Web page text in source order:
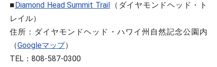
■Diamond Head Summit Trail （ダイヤモンドヘッド・ト
レイル）
住所：ダイヤモンドヘッド・ハワイ州自然記念公園内
（Googleマップ）
TEL：808-587-0300